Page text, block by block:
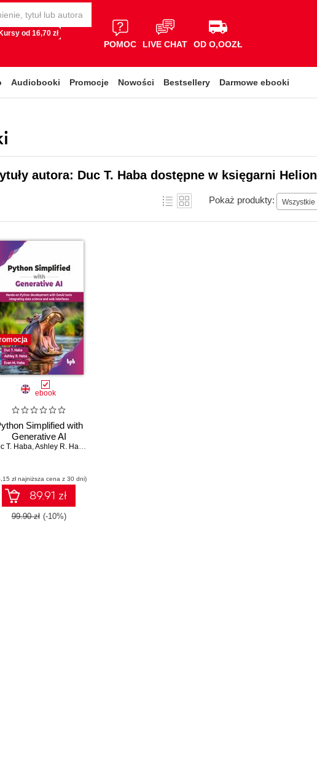
Kursy od 16,70 zł
POMOC LIVE CHAT OD O,OOZŁ
Audiobooki Promocje Nowości Bestsellery Darmowe ebooki
autora: Duc T. Haba dostępne w księgarni Helion
Pokaż produkty: Wszystkie
ebook
Simplified with
Generative AI
T. Haba,Ashley R. Haba
zł najniższa cena z 30 dni)
89.91 zł
99.90 zł (-10%)